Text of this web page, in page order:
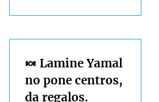
🍬 Lamine Yamal
no pone centros,
da regalos.